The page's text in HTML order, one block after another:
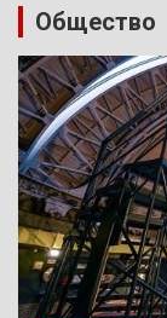
Общество